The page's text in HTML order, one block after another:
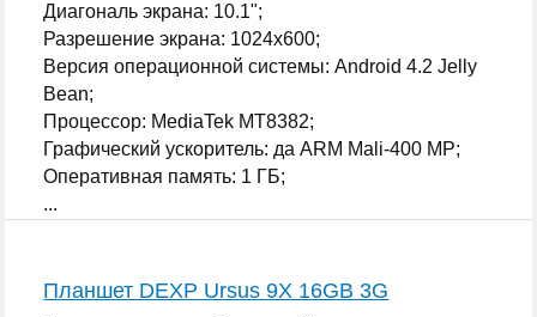
Диагональ экрана: 10.1";
Разрешение экрана: 1024x600;
Версия операционной системы: Android 4.2 Jelly
Bean;
Процессор: MediaTek MT8382;
Графический ускоритель: да ARM Mali-400 MP;
Оперативная память: 1 ГБ;
...
Планшет DEXP Ursus 9X 16GB 3G